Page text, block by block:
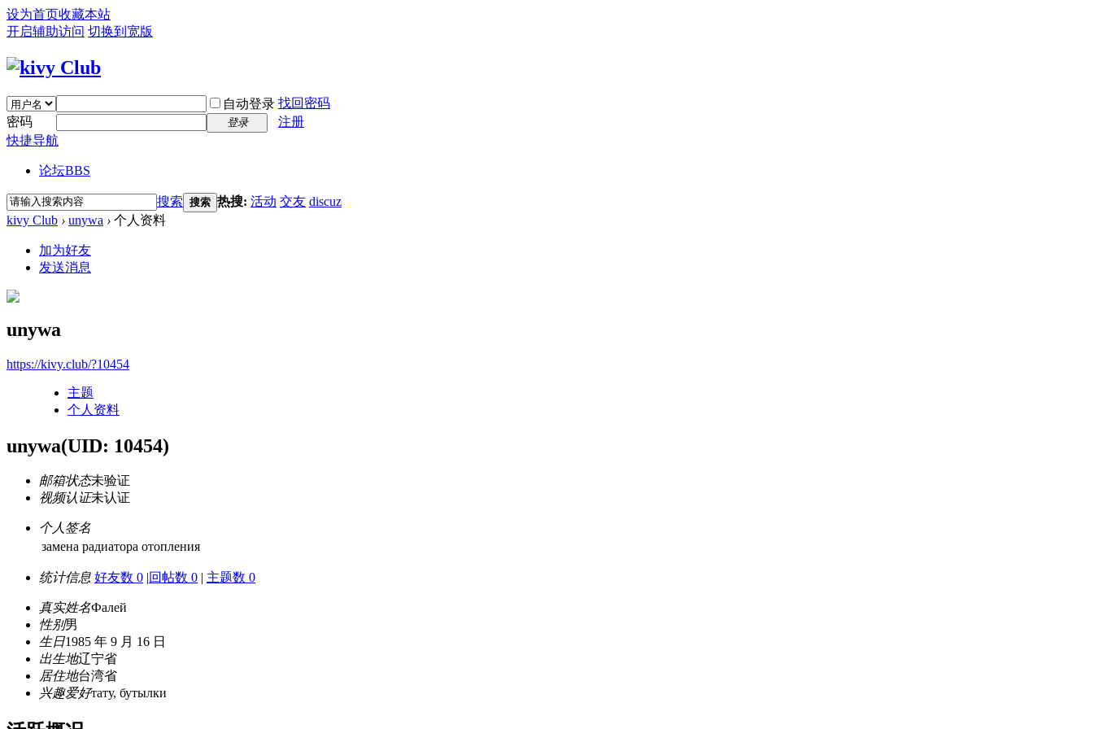
设为首页收藏本站
开启辅助访问 切换到宽版
自动登录 找回密码
密码
登录
注册
快捷导航
论坛BBS
搜索 搜索 热搜: 活动 交友 discuz
kivy Club › unywa › 个人资料
加为好友
发送消息
unywa
https://kivy.club/?10454
主题
个人资料
unywa(UID: 10454)
邮箱状态未验证
视频认证未认证
个人签名
замена радиатора отопления
统计信息 好友数 0 |回帖数 0 | 主题数 0
真实姓名Фалей
性别男
生日1985 年 9 月 16 日
出生地辽宁省
居住地台湾省
兴趣爱好тату, бутылки